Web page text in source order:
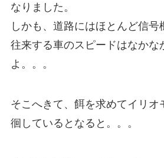
なりました。
しかも、道路にはほとんど信号
往来する車のスピードはなかな
よ。。。
そこへきて、餌を求めてイリオ
徊しているとなると。。。